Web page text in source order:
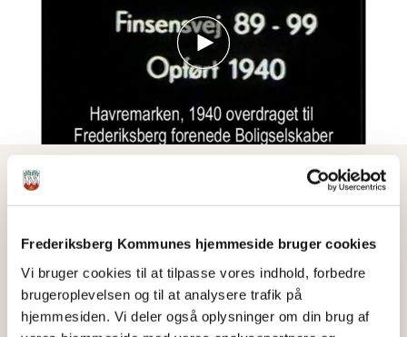
Frederiksberg Kommunes hjemmeside bruger cookies
Vi bruger cookies til at tilpasse vores indhold, forbedre
brugeroplevelsen og til at analysere trafik på
hjemmesiden. Vi deler også oplysninger om din brug af
Optagelser fra opførelsen af første etape af
"Havremarken", Finsensvej 89-99, 1940. Første etape
fulgte i 1943 (Finsensvej 101-113) og 1949-50
(Finsensvej 115-125). De første beboere flyttede ind i
Havremarken i august 1941. Frederiksberg Kommune
havde fortrinsret til at anvise husvilde en bolig.